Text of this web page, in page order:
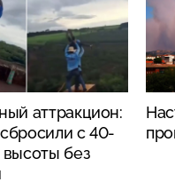
аттракцион:
с 40-
без